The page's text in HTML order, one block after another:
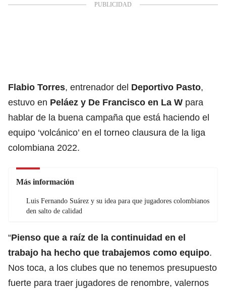
Flabio Torres, entrenador del Deportivo Pasto,
estuvo en Peláez y De Francisco en La W para
hablar de la buena campaña que está haciendo el
equipo ‘volcánico’ en el torneo clausura de la liga
colombiana 2022.
Más información
Luis Fernando Suárez y su idea para que jugadores colombianos
den salto de calidad
“Pienso que a raíz de la continuidad en el
trabajo ha hecho que trabajemos como equipo.
Nos toca, a los clubes que no tenemos presupuesto
fuerte para traer jugadores de renombre, valernos